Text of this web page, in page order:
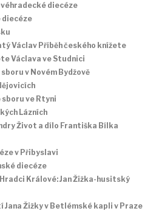
diecéze
diecéze
Václav Příběh českého knížete
Václava ve Studnici
v Novém Bydžově
sboru ve Rtyni
Lázních
Život a dílo Františka Bílka
v Přibyslavi
diecéze
Králové: Jan Žižka-husitský
Žižky v Betlémské kapli v Praze